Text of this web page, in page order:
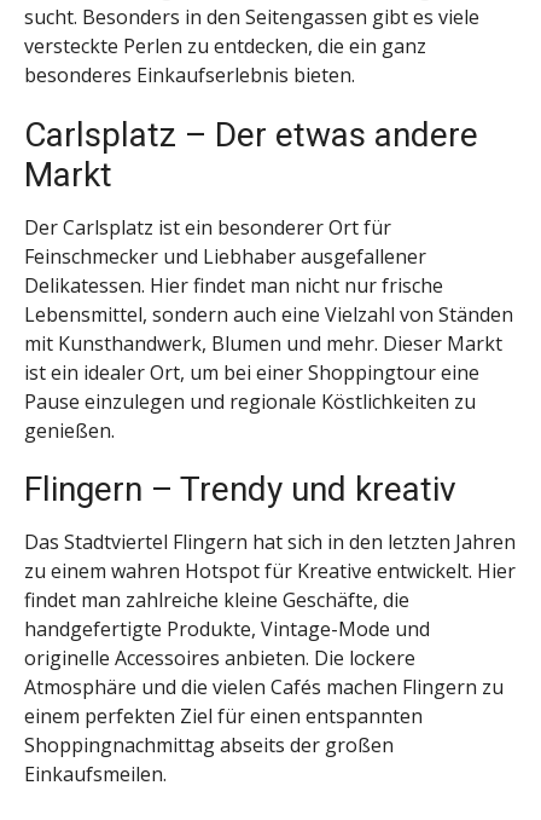
sucht. Besonders in den Seitengassen gibt es viele
versteckte Perlen zu entdecken, die ein ganz
besonderes Einkaufserlebnis bieten.
Carlsplatz – Der etwas andere
Markt
Der Carlsplatz ist ein besonderer Ort für
Feinschmecker und Liebhaber ausgefallener
Delikatessen. Hier findet man nicht nur frische
Lebensmittel, sondern auch eine Vielzahl von Ständen
mit Kunsthandwerk, Blumen und mehr. Dieser Markt
ist ein idealer Ort, um bei einer Shoppingtour eine
Pause einzulegen und regionale Köstlichkeiten zu
genießen.
Flingern – Trendy und kreativ
Das Stadtviertel Flingern hat sich in den letzten Jahren
zu einem wahren Hotspot für Kreative entwickelt. Hier
findet man zahlreiche kleine Geschäfte, die
handgefertigte Produkte, Vintage-Mode und
originelle Accessoires anbieten. Die lockere
Atmosphäre und die vielen Cafés machen Flingern zu
einem perfekten Ziel für einen entspannten
Shoppingnachmittag abseits der großen
Einkaufsmeilen.